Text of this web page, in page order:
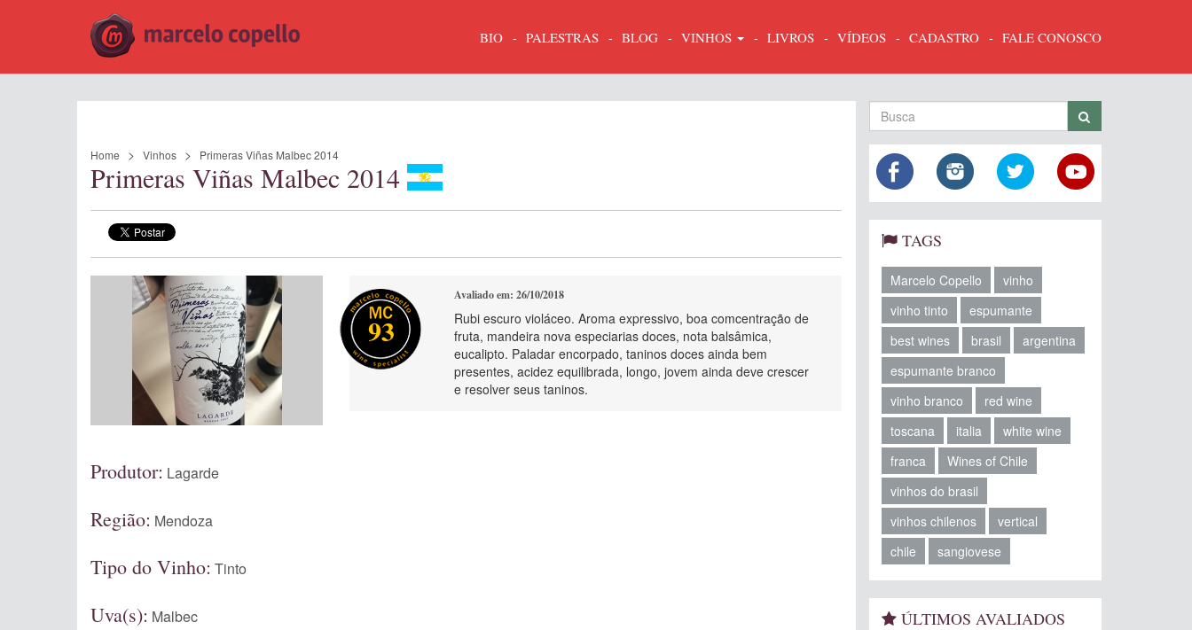
BIO PALESTRAS BLOG VINHOS LIVROS VÍDEOS CADASTRO FALE CONOSCO
Home Vinhos Primeras Viñas Malbec 2014
Primeras Viñas Malbec 2014
93
Avaliado em: 26/10/2018
Rubi escuro violáceo. Aroma expressivo, boa comcentração de
fruta, mandeira nova especiarias doces, nota balsâmica,
eucalipto. Paladar encorpado, taninos doces ainda bem
presentes, acidez equilibrada, longo, jovem ainda deve crescer
e resolver seus taninos.
Produtor: Lagarde
Região: Mendoza
Tipo do Vinho: Tinto
Uva(s): Malbec
TAGS
Marcelo Copello
vinho
vinho tinto
espumante
best wines
brasil
argentina
espumante branco
vinho branco
red wine
toscana
italia
white wine
franca
Wines of Chile
vinhos do brasil
vinhos chilenos
vertical
chile
sangiovese
ÚLTIMOS AVALIADOS